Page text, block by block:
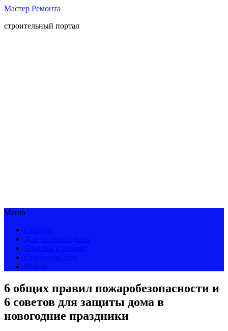
Мастер Ремонта
строительный портал
Меню
6 общих правил пожаробезопасности и
6 советов для защиты дома в
новогодние праздники